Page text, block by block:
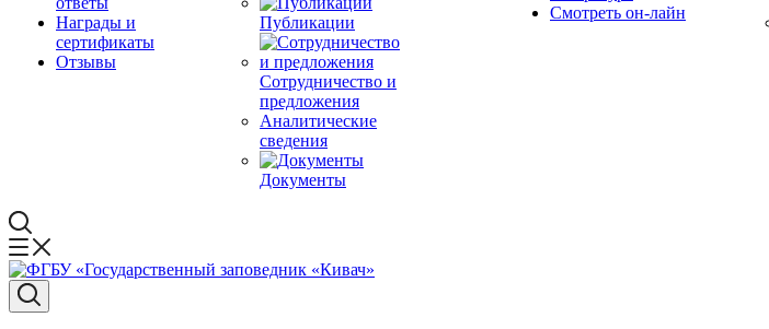
Награды и
сертификаты
Отзывы
Публикации
Сотрудничество и
предложения
Аналитические
сведения
Документы
Смотреть он-лайн